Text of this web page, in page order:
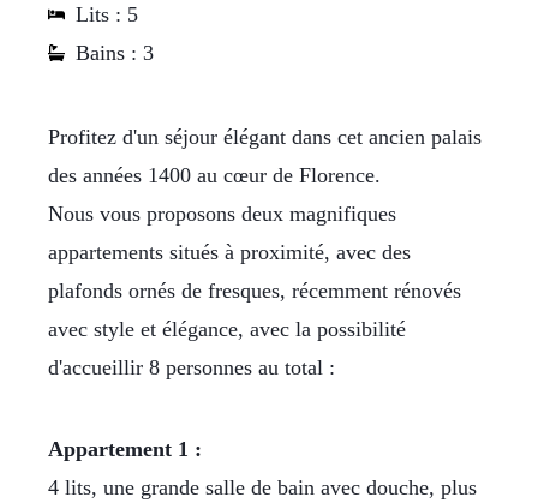
Lits : 5
Bains : 3
Profitez d'un séjour élégant dans cet ancien palais
des années 1400 au cœur de Florence.
Nous vous proposons deux magnifiques
appartements situés à proximité, avec des
plafonds ornés de fresques, récemment rénovés
avec style et élégance, avec la possibilité
d'accueillir 8 personnes au total :
Appartement 1 :
4 lits, une grande salle de bain avec douche, plus